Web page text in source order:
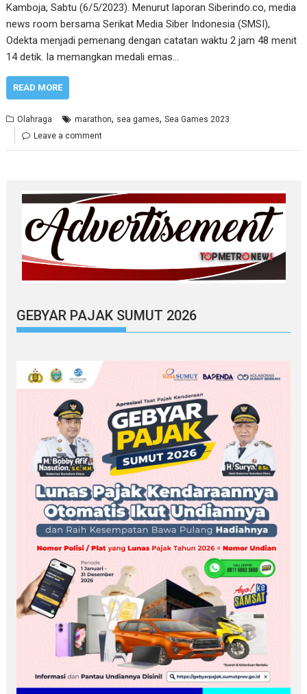
Kamboja, Sabtu (6/5/2023). Menurut laporan Siberindo.co, media
news room bersama Serikat Media Siber Indonesia (SMSI),
Odekta menjadi pemenang dengan catatan waktu 2 jam 48 menit
14 detik. Ia memangkan medali emas…
READ MORE
Olahraga marathon, sea games,Sea Games 2023
Leave a comment
GEBYAR PAJAK SUMUT 2026